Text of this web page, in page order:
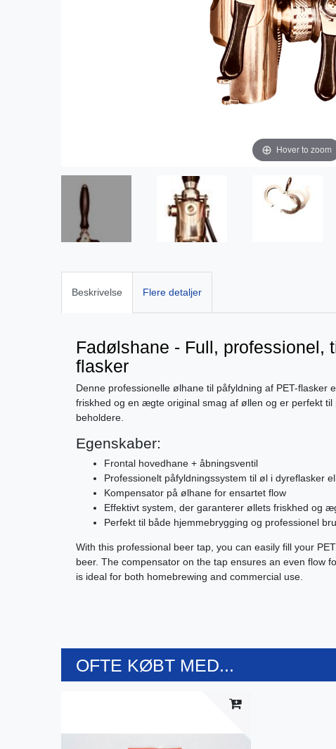
Hover to zoom
Beskrivelse Flere detaljer
Fadølshane - Full, professionel,
flasker
Denne professionelle ølhane til påfyldning af PET-flasker
friskhed og en ægte original smag af øllen og er perfekt til
beholdere.
Egenskaber:
Frontal hovedhane + åbningsventil
Professionelt påfyldningssystem til øl i dyreflasker
Kompensator på ølhane for ensartet flow
Effektivt system, der garanterer øllets friskhed og
Perfekt til både hjemmebrygging og professionel
With this professional beer tap, you can easily fill your
beer. The compensator on the tap ensures an even flow
is ideal for both homebrewing and commercial use.
OFTE KØBT MED...